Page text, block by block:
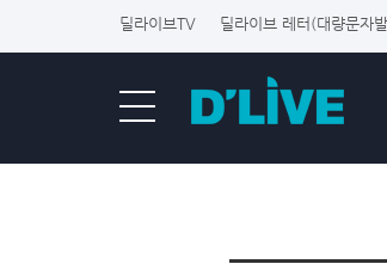
딜라이브TV 딜라이브 레터(대량문자